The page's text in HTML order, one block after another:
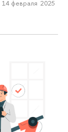
14 февраля 2025